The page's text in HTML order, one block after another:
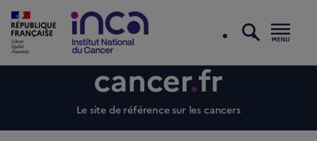
Le site de référence sur les cancers